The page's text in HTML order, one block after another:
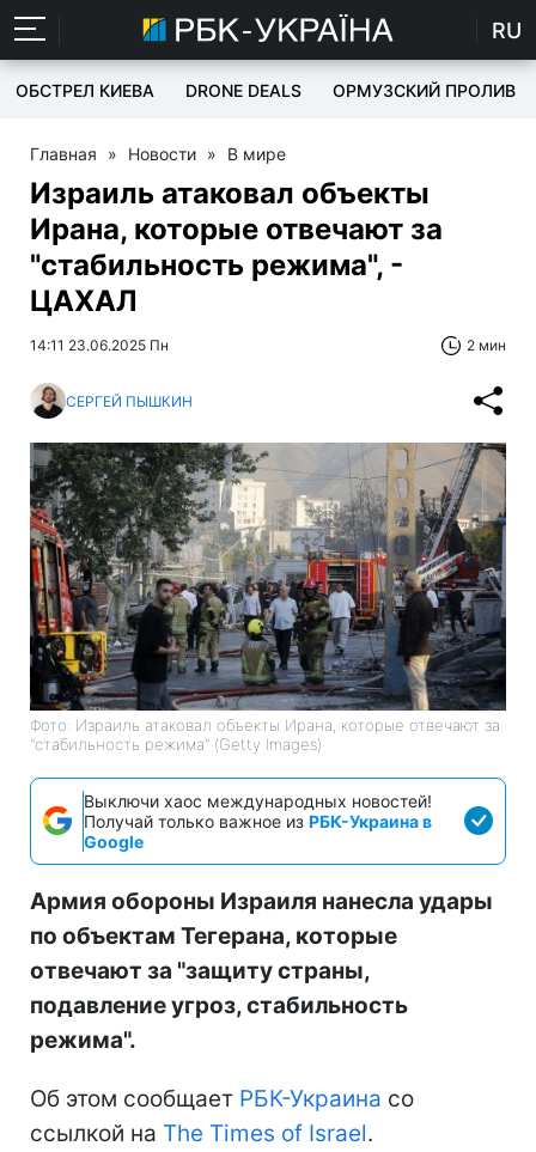
RU
ОБСТРЕЛ КИЕВА DRONE DEALS ОРМУЗСКИЙ ПРОЛИВ
Главная » Новости » В мире
Израиль атаковал объекты
Ирана, которые отвечают за
"стабильность режима", -
ЦАХАЛ
14:11 23.06.2025 Пн 2 мин
СЕРГЕЙ ПЫШКИН
Фото: Израиль атаковал объекты Ирана, которые отвечают за
"стабильность режима" (Getty Images)
Выключи хаос международных новостей!
Получай только важное из РБК-Украина в
Google
Армия обороны Израиля нанесла удары
по объектам Тегерана, которые
отвечают за "защиту страны,
подавление угроз, стабильность
режима".
Об этом сообщает РБК-Украина со
ссылкой на The Times of Israel.